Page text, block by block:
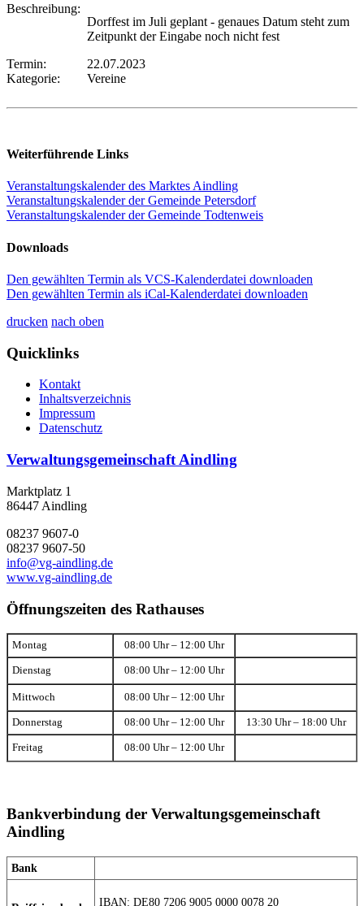
Beschreibung:
Dorffest im Juli geplant - genaues Datum steht zum
Zeitpunkt der Eingabe noch nicht fest
Termin:
22.07.2023
Kategorie:
Vereine
Weiterführende Links
Veranstaltungskalender des Marktes Aindling
Veranstaltungskalender der Gemeinde Petersdorf
Veranstaltungskalender der Gemeinde Todtenweis
Downloads
Den gewählten Termin als VCS-Kalenderdatei downloaden
Den gewählten Termin als iCal-Kalenderdatei downloaden
drucken nach oben
Quicklinks
Kontakt
Inhaltsverzeichnis
Impressum
Datenschutz
Verwaltungsgemeinschaft Aindling
Marktplatz 1
86447 Aindling
08237 9607-0
08237 9607-50
info@vg-aindling.de
www.vg-aindling.de
Öffnungszeiten des Rathauses
Montag 08:00 Uhr – 12:00 Uhr
Dienstag 08:00 Uhr – 12:00 Uhr
Mittwoch 08:00 Uhr – 12:00 Uhr
Donnerstag 08:00 Uhr – 12:00 Uhr 13:30 Uhr – 18:00 Uhr
Freitag 08:00 Uhr – 12:00 Uhr
Bankverbindung der Verwaltungsgemeinschaft
Aindling
Bank
IBAN: DE80 7206 9005 0000 0078 20